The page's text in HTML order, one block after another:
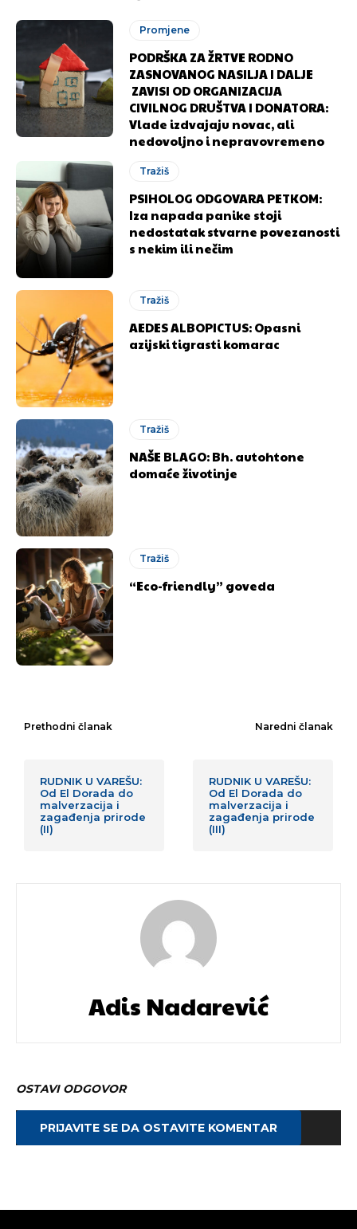
Promjene
PODRŠKA ZA ŽRTVE RODNO
ZASNOVANOG NASILJA I DALJE
ZAVISI OD ORGANIZACIJA
CIVILNOG DRUŠTVA I DONATORA:
Vlade izdvajaju novac, ali
nedovoljno i nepravovremeno
Tražiš
PSIHOLOG ODGOVARA PETKOM:
Iza napada panike stoji
nedostatak stvarne povezanosti
s nekim ili nečim
Tražiš
AEDES ALBOPICTUS: Opasni
azijski tigrasti komarac
Tražiš
NAŠE BLAGO: Bh. autohtone
domaće životinje
Tražiš
“Eco-friendly” goveda
Prethodni članak
RUDNIK U VAREŠU:
Od El Dorada do
malverzacija i
zagađenja prirode
(II)
Naredni članak
RUDNIK U VAREŠU:
Od El Dorada do
malverzacija i
zagađenja prirode
(III)
Adis Nadarević
OSTAVI ODGOVOR
PRIJAVITE SE DA OSTAVITE KOMENTAR